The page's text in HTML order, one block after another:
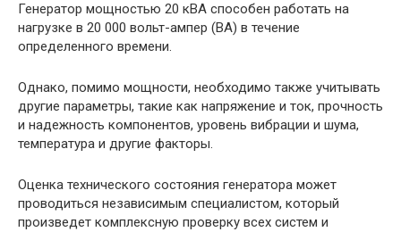
Генератор мощностью 20 кВА способен работать на
нагрузке в 20 000 вольт-ампер (ВА) в течение
определенного времени.
Однако, помимо мощности, необходимо также учитывать
другие параметры, такие как напряжение и ток, прочность
и надежность компонентов, уровень вибрации и шума,
температура и другие факторы.
Оценка технического состояния генератора может
проводиться независимым специалистом, который
произведет комплексную проверку всех систем и